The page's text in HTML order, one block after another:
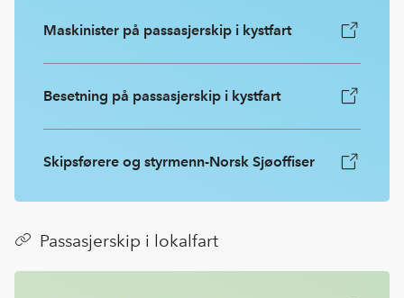
Maskinister på passasjerskip i kystfart
Besetning på passasjerskip i kystfart
Skipsførere og styrmenn-Norsk Sjøoffiser
Passasjerskip i lokalfart